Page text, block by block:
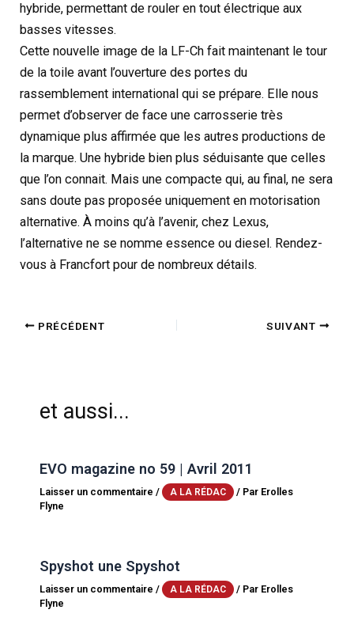
hybride, permettant de rouler en tout électrique aux
basses vitesses.
Cette nouvelle image de la LF-Ch fait maintenant le tour
de la toile avant l’ouverture des portes du
rassemblement international qui se prépare. Elle nous
permet d’observer de face une carrosserie très
dynamique plus affirmée que les autres productions de
la marque. Une hybride bien plus séduisante que celles
que l’on connait. Mais une compacte qui, au final, ne sera
sans doute pas proposée uniquement en motorisation
alternative. À moins qu’à l’avenir, chez Lexus,
l’alternative ne se nomme essence ou diesel. Rendez-
vous à Francfort pour de nombreux détails.
PRÉCÉDENT SUIVANT
et aussi...
EVO magazine no 59 | Avril 2011
Laisser un commentaire / A LA RÉDAC / Par Erolles
Flyne
Spyshot une Spyshot
Laisser un commentaire / A LA RÉDAC / Par Erolles
Flyne